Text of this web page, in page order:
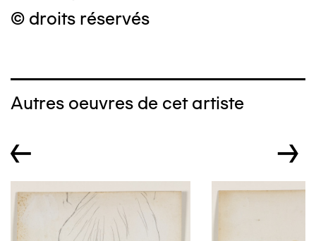
© droits réservés
Autres oeuvres de cet artiste
← →